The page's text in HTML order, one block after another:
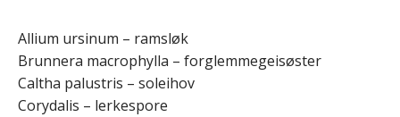
Allium ursinum – ramsløk
Brunnera macrophylla – forglemmegeisøster
Caltha palustris – soleihov
Corydalis – lerkespore